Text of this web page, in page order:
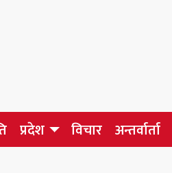
प्रदेश विचार अन्तर्वार्ता